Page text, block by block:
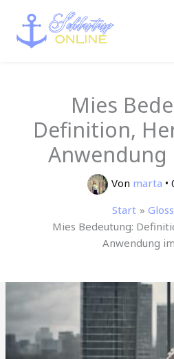
Inhalt
springen
Mies
Definition,
Anwendung
Von marta •
Start
Mies Bedeutung:
Anwendung